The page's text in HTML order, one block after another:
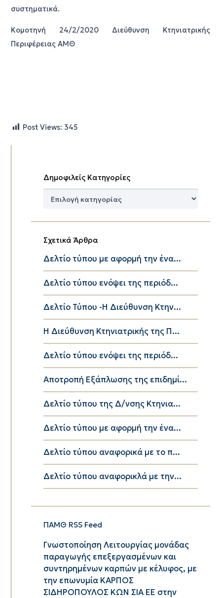
συστηματικά.
Κομοτηνή 24/2/2020 Διεύθυνση Κτηνιατρικής
Περιφέρειας ΑΜΘ
Post Views: 345
Δημοφιλείς Κατηγορίες
Δημοφιλείς
Σχετικά Άρθρα
Δελτίο τύπου με αφορμή την ένα...
Δελτίο τύπου ενόψει της περιόδ...
Δελτίο Τύπου -Η Διεύθυνση Κτην...
Η Διεύθυνση Κτηνιατρικής της Π...
Δελτίο τύπου ενόψει της περιόδ...
Αποτροπή Εξάπλωσης της επιδημί...
Δελτίο τύπου της Δ/νσης Κτηνια...
Δελτίο τύπου με αφορμή την ένα...
Δελτίο τύπου αναφορικά με το π...
Δελτίο τύπου αναφορικλά με την...
ΠΑΜΘ RSS Feed
Γνωστοποίηση Λειτουργίας μονάδας
παραγωγής επεξεργασμένων και
συντηρημένων καρπών με κέλυφος, με
την επωνυμία ΚΑΡΠΟΣ
ΣΙΔΗΡΟΠΟΥΛΟΣ ΚΩΝ ΣΙΑ ΕΕ στην